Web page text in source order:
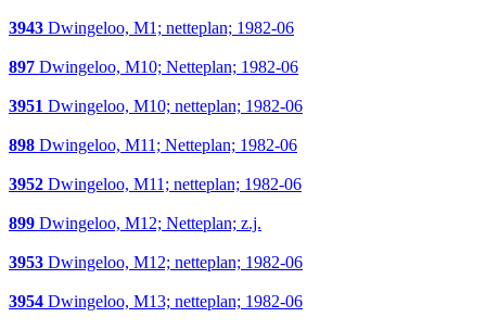
3943 Dwingeloo, M1; netteplan; 1982-06
897 Dwingeloo, M10; Netteplan; 1982-06
3951 Dwingeloo, M10; netteplan; 1982-06
898 Dwingeloo, M11; Netteplan; 1982-06
3952 Dwingeloo, M11; netteplan; 1982-06
899 Dwingeloo, M12; Netteplan; z.j.
3953 Dwingeloo, M12; netteplan; 1982-06
3954 Dwingeloo, M13; netteplan; 1982-06